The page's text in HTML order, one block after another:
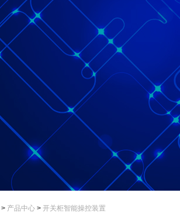
> 产品中心 > 开关柜智能操控装置